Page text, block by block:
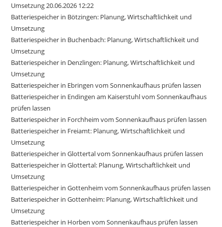
Umsetzung 20.06.2026 12:22
Batteriespeicher in Bötzingen: Planung, Wirtschaftlichkeit und
Umsetzung
Batteriespeicher in Buchenbach: Planung, Wirtschaftlichkeit und
Umsetzung
Batteriespeicher in Denzlingen: Planung, Wirtschaftlichkeit und
Umsetzung
Batteriespeicher in Ebringen vom Sonnenkaufhaus prüfen lassen
Batteriespeicher in Endingen am Kaiserstuhl vom Sonnenkaufhaus
prüfen lassen
Batteriespeicher in Forchheim vom Sonnenkaufhaus prüfen lassen
Batteriespeicher in Freiamt: Planung, Wirtschaftlichkeit und
Umsetzung
Batteriespeicher in Glottertal vom Sonnenkaufhaus prüfen lassen
Batteriespeicher in Glottertal: Planung, Wirtschaftlichkeit und
Umsetzung
Batteriespeicher in Gottenheim vom Sonnenkaufhaus prüfen lassen
Batteriespeicher in Gottenheim: Planung, Wirtschaftlichkeit und
Umsetzung
Batteriespeicher in Horben vom Sonnenkaufhaus prüfen lassen